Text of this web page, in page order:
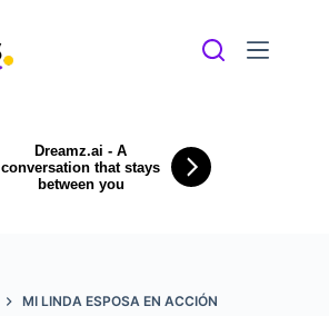
Dreamz.ai - A
conversation that stays
between you
MI LINDA ESPOSA EN ACCIÓN